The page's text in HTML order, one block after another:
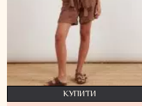
КУПИТИ